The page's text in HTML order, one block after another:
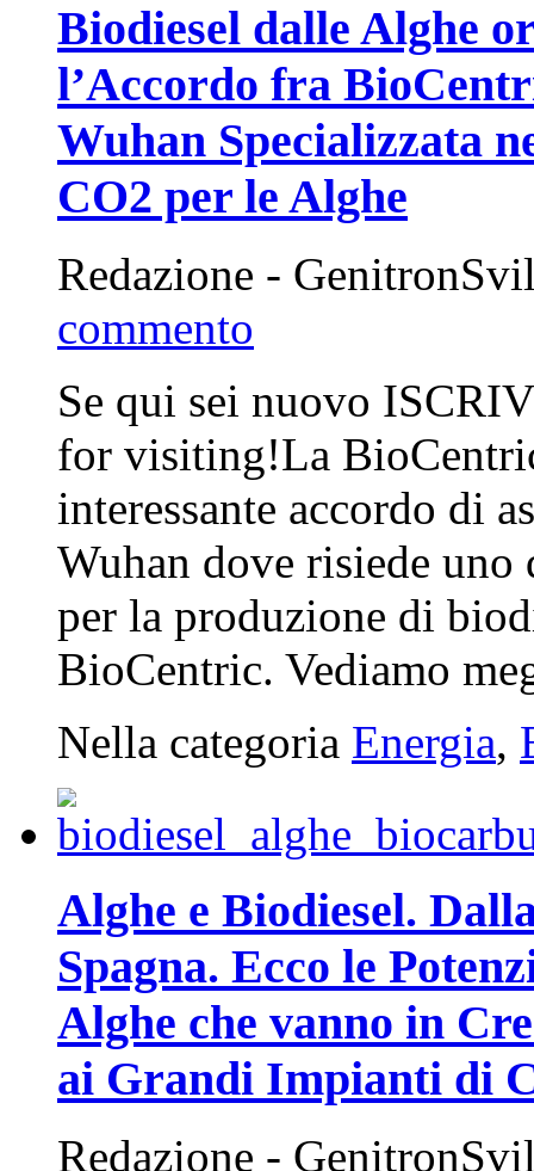
Biodiesel dalle Alghe
l’Accordo fra
Wuhan Specializzata
CO2 per le Alghe
Redazione -
commento
Se qui sei nuovo
for visiting!La
interessante accordo di
Wuhan dove risiede uno
per la produzione di
BioCentric. Vediamo
Nella categoria Energia,
Alghe e Biodiesel.
Spagna. Ecco le
Alghe che vanno in
ai Grandi Impianti di
Redazione -